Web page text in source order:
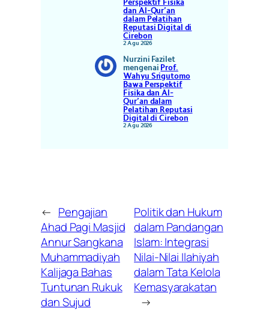
Perspektif Fisika
dan Al-Qur’an
dalam Pelatihan
Reputasi Digital di
Cirebon
2 Agu 2026
Nurzini Fazilet
mengenai Prof.
Wahyu Srigutomo
Bawa Perspektif
Fisika dan Al-
Qur’an dalam
Pelatihan Reputasi
Digital di Cirebon
2 Agu 2026
← Pengajian
Ahad Pagi Masjid
Annur Sangkana
Muhammadiyah
Kalijaga Bahas
Tuntunan Rukuk
dan Sujud
Politik dan Hukum
dalam Pandangan
Islam: Integrasi
Nilai-Nilai Ilahiyah
dalam Tata Kelola
Kemasyarakatan
→